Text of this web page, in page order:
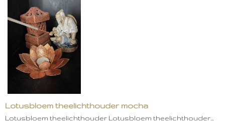
Lotusbloem theelichthouder mocha
Lotusbloem theelichthouder Lotusbloem theelichthouder…